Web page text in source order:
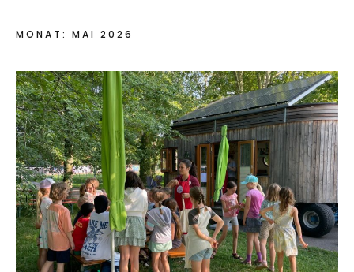
Schenk ein Lächeln, statt ein Geschenk!
Kontakt
Linktree
Newsletter
MONAT: MAI 2026